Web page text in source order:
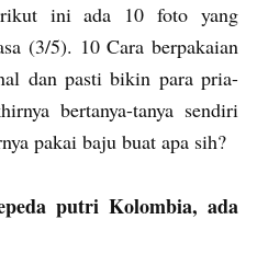
ini ada 10 foto yang
(3/5). 10 Cara berpakaian
dan pasti bikin para pria-
bertanya-tanya sendiri
pakai baju buat apa sih?
putri Kolombia, ada